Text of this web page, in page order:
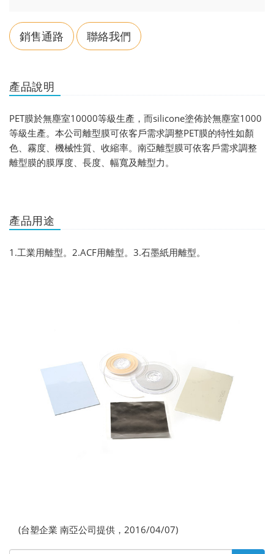
銷售通路 聯絡我們
產品說明
PET膜於無塵室10000等級生產，而silicone塗佈於無塵室1000
等級生產。本公司離型膜可依客戶需求調整PET膜的特性如顏
色、霧度、機械性質、收縮率。南亞離型膜可依客戶需求調整
離型膜的膜厚度、長度、幅寬及離型力。
產品用途
1.工業用離型。2.ACF用離型。3.石墨紙用離型。
(台塑企業 南亞公司提供，2016/04/07)